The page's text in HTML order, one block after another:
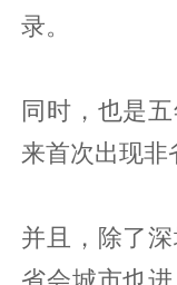
录。
同时，也是
来首次出现非
并且，除了